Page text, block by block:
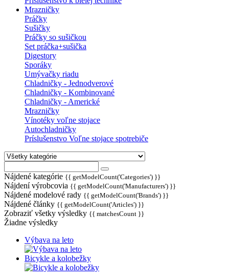
Mrazničky
Práčky
Sušičky
Práčky so sušičkou
Set práčka+sušička
Digestory
Sporáky
Umývačky riadu
Chladničky - Jednodverové
Chladničky - Kombinované
Chladničky - Americké
Mrazničky
Vínotéky voľne stojace
Autochladničky
Príslušenstvo Voľne stojace spotrebiče
Nájdené kategórie {{ getModelCount('Categories') }}
Nájdení výrobcovia {{ getModelCount('Manufacturers') }}
Nájdené modelové rady {{ getModelCount('Brands') }}
Nájdené články {{ getModelCount('Articles') }}
Zobraziť všetky výsledky {{ matchesCount }}
Žiadne výsledky
Výbava na leto
Bicykle a kolobežky